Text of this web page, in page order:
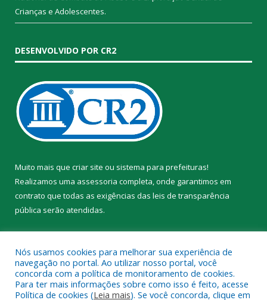
Crianças e Adolescentes.
DESENVOLVIDO POR CR2
Muito mais que criar site ou sistema para prefeituras!
Realizamos uma assessoria completa, onde garantimos em
contrato que todas as exigências das leis de transparência
pública serão atendidas.
Nós usamos cookies para melhorar sua experiência de
navegação no portal. Ao utilizar nosso portal, você
concorda com a política de monitoramento de cookies.
Para ter mais informações sobre como isso é feito, acesse
Política de cookies (Leia mais). Se você concorda, clique em